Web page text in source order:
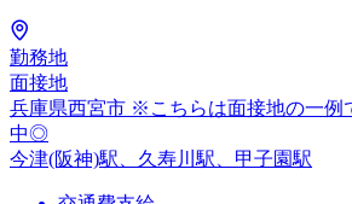
勤務地
面接地
兵庫県西宮市 ※こちらは面接地の一例
中◎
今津(阪神)駅、久寿川駅、甲子園駅